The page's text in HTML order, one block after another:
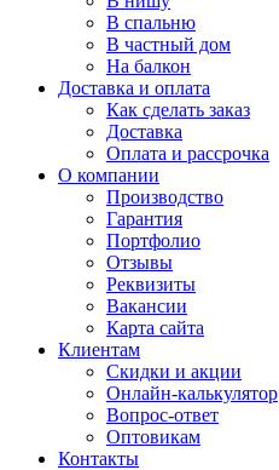
В спальню
В частный дом
На балкон
Доставка и оплата
Как сделать заказ
Доставка
Оплата и рассрочка
О компании
Производство
Гарантия
Портфолио
Отзывы
Реквизиты
Вакансии
Карта сайта
Клиентам
Скидки и акции
Онлайн-калькулятор
Вопрос-ответ
Оптовикам
Контакты